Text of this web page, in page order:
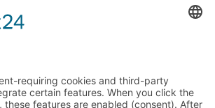
fotovoltaik beratung
wellness